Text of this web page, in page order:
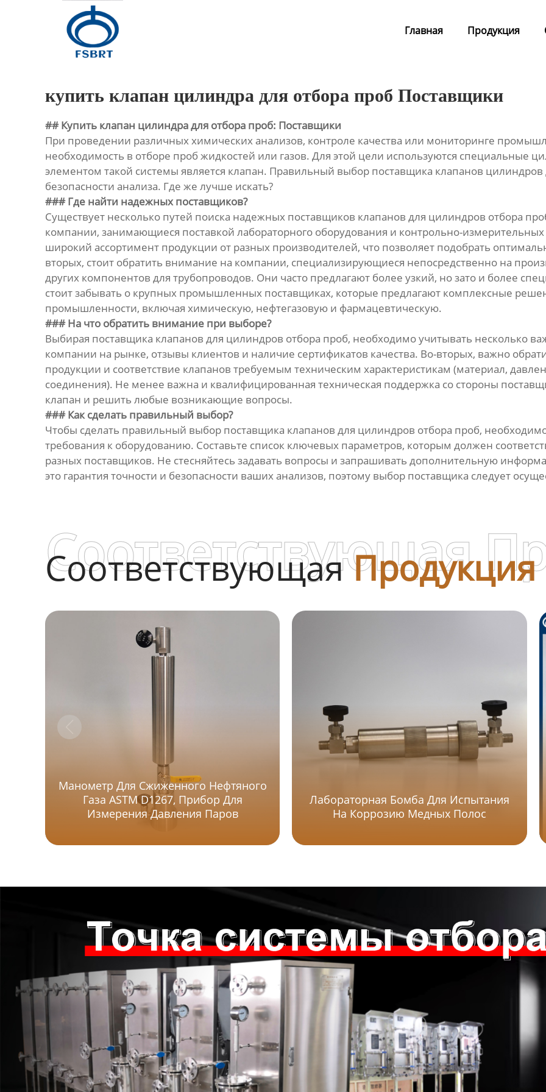
Главная Продукция
Контакты
купить клапан цилиндра для отбора проб Поставщики
## Купить клапан цилиндра для отбора проб: Поставщики
При проведении различных химических анализов, контроле качества или мониторинге
необходимость в отборе проб жидкостей или газов. Для этой цели используются специальные
элементом такой системы является клапан. Правильный выбор поставщика клапанов цилиндров
безопасности анализа. Где же лучше искать?
### Где найти надежных поставщиков?
Существует несколько путей поиска надежных поставщиков клапанов для цилиндров отбора
компании, занимающиеся поставкой лабораторного оборудования и контрольно-
широкий ассортимент продукции от разных производителей, что позволяет подобрать
вторых, стоит обратить внимание на компании, специализирующиеся непосредственно на
других компонентов для трубопроводов. Они часто предлагают более узкий, но зато и более
стоит забывать о крупных промышленных поставщиках, которые предлагают комплексные
промышленности, включая химическую, нефтегазовую и фармацевтическую.
### На что обратить внимание при выборе?
Выбирая поставщика клапанов для цилиндров отбора проб, необходимо учитывать несколько
компании на рынке, отзывы клиентов и наличие сертификатов качества. Во-вторых, важно
продукции и соответствие клапанов требуемым техническим характеристикам (материал,
соединения). Не менее важна и квалифицированная техническая поддержка со стороны
клапан и решить любые возникающие вопросы.
### Как сделать правильный выбор?
Чтобы сделать правильный выбор поставщика клапанов для цилиндров отбора проб,
требования к оборудованию. Составьте список ключевых параметров, которым должен
разных поставщиков. Не стесняйтесь задавать вопросы и запрашивать дополнительную
это гарантия точности и безопасности ваших анализов, поэтому выбор поставщика следует
СоответствующаяПродукция
Соответствующая
Манометр Для Сжиженного Нефтяного
Газа ASTM D1267, Прибор Для
Измерения Давления Паров
Лабораторная Бомба Для Испытания
На Коррозию Медных Полос